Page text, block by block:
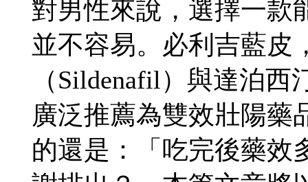
對男性來說，選擇一款
並不容易。必利吉藍皮
（Sildenafil）與達泊
廣泛推薦為雙效壯陽藥
的還是：「吃完後藥效